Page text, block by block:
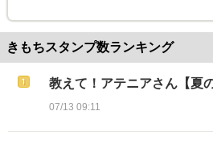
きもちスタンプ数ランキング
教えて！アテニアさん【夏
07/13 09:11